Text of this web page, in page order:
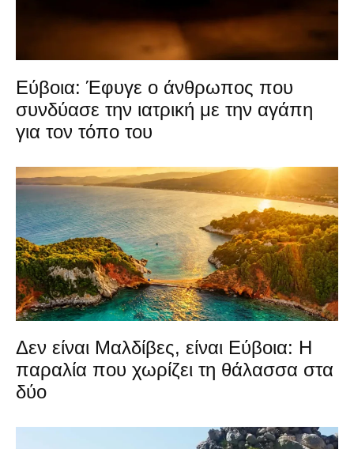
Εύβοια: Έφυγε ο άνθρωπος που
συνδύασε την ιατρική με την αγάπη
για τον τόπο του
Δεν είναι Μαλδίβες, είναι Εύβοια: Η
παραλία που χωρίζει τη θάλασσα στα
δύο